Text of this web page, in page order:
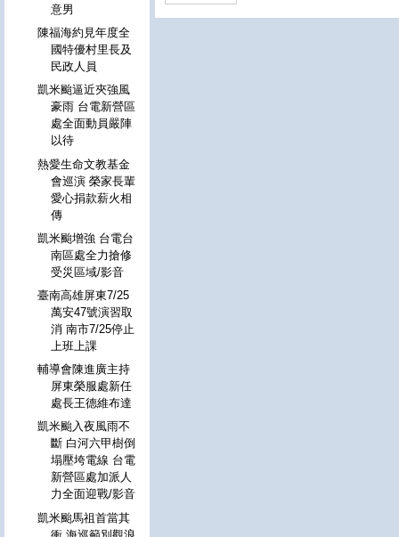
意男
陳福海約見年度全
國特優村里長及
民政人員
凱米颱逼近夾強風
豪雨 台電新營區
處全面動員嚴陣
以待
熱愛生命文教基金
會巡演 榮家長輩
愛心捐款薪火相
傳
凱米颱增強 台電台
南區處全力搶修
受災區域/影音
臺南高雄屏東7/25
萬安47號演習取
消 南市7/25停止
上班上課
輔導會陳進廣主持
屏東榮服處新任
處長王德維布達
凱米颱入夜風雨不
斷 白河六甲樹倒
塌壓垮電線 台電
新營區處加派人
力全面迎戰/影音
凱米颱馬祖首當其